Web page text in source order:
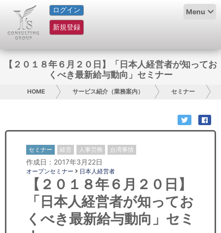
ログイン
新規登録
Menu
HOME
サービス紹介
グループ概要
お問い合わせ
日本人にPR
コンサルティング
リサーチ
セミナー
【２０１８年６月２０日】「日本人経営者が知ってお
くべき最新給与動向」セミナー
HOME サービス紹介（業務案内） セミナー
セミナー 経営 人事労務 台湾事情
作成日：2017年3月22日
オープンセミナー 日本人経営者
【２０１８年６月２０日】
「日本人経営者が知ってお
くべき最新給与動向」セミ